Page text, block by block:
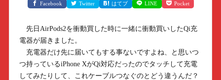
Facebook Twitter はてブ LINE Pocket
先日AirPods2を衝動買した時に一緒に衝動買いしたQi充
電器が届きました。
充電器だけ先に届いてもする事ないですよね、と思いつ
つ持っているiPhone XがQi対応だったのでタッチして充電
してみたりして、これケーブルつなぐのとどう違うんだ？